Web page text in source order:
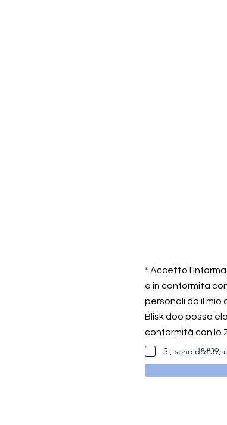
* Accetto
e in conformità
personali do il
Blisk doo possa
conformità con lo
Si, sono